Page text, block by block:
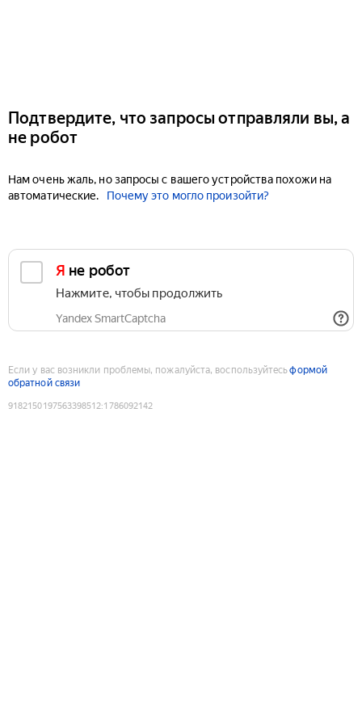
Подтвердите, что запросы отправляли вы, а
не робот
Нам очень жаль, но запросы с вашего устройства похожи на
автоматические.
Почему это могло произойти?
Я не робот
Нажмите, чтобы продолжить
Yandex SmartCaptcha
Если у вас возникли проблемы, пожалуйста, воспользуйтесьформой
обратной связи
9182150197563398512:1786092142